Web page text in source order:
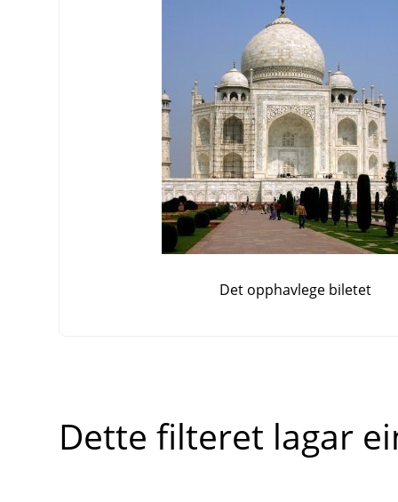
Det opphavlege biletet
Dette filteret lagar